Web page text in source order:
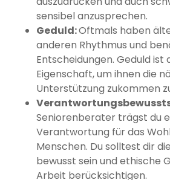
sensibel anzusprechen.
Geduld:Oftmals haben
anderen Rhythmus und
Entscheidungen. Geduld ist
Eigenschaft, um ihnen die
Unterstützung zukommen
Seniorenberater trägst du
Verantwortung für das
Menschen. Du solltest dir
bewusst sein und ethische
Arbeit berücksichtigen.